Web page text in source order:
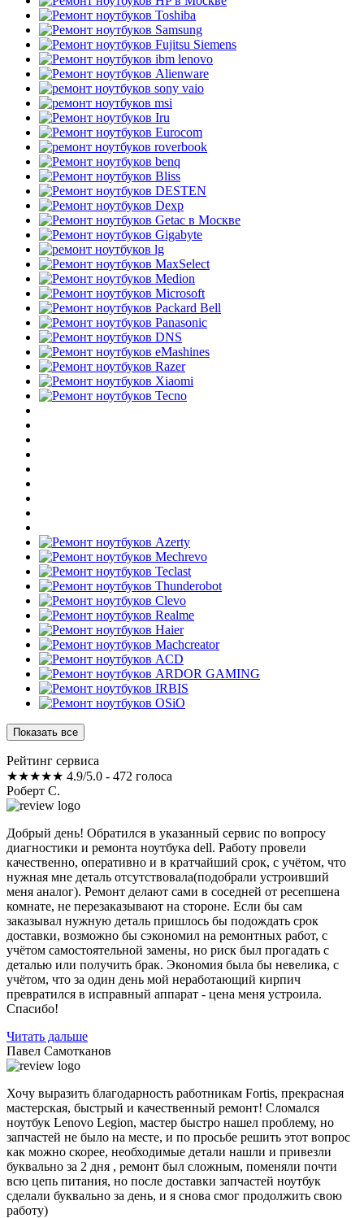
Показать все
Рейтинг сервиса
★★★★★ 4.9/5.0 - 472 голоса
Роберт С.
Добрый день! Обратился в указанный сервис по вопросу
диагностики и ремонта ноутбука dell. Работу провели
качественно, оперативно и в кратчайший срок, с учётом, что
нужная мне деталь отсутствовала(подобрали устроивший
меня аналог). Ремонт делают сами в соседней от ресепшена
комнате, не перезаказывают на стороне. Если бы сам
заказывал нужную деталь пришлось бы подождать срок
доставки, возможно бы сэкономил на ремонтных работ, с
учётом самостоятельной замены, но риск был прогадать с
деталью или получить брак. Экономия была бы невелика, с
учётом, что за один день мой неработающий кирпич
превратился в исправный аппарат - цена меня устроила.
Спасибо!
Читать дальше
Павел Самотканов
Хочу выразить благодарность работникам Fortis, прекрасная
мастерская, быстрый и качественный ремонт! Сломался
ноутбук Lenovo Legion, мастер быстро нашел проблему, но
запчастей не было на месте, и по просьбе решить этот вопрос
как можно скорее, необходимые детали нашли и привезли
буквально за 2 дня , ремонт был сложным, поменяли почти
всю цепь питания, но после доставки запчастей ноутбук
сделали буквально за день, и я снова смог продолжить свою
работу)